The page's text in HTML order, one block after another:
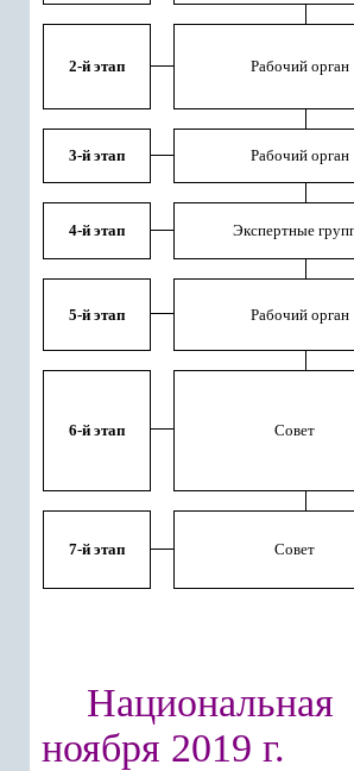
2-й этап Рабочий орган
3-й этап Рабочий орган
4-й этап Экспертные
5-й этап Рабочий орган
6-й этап Совет
7-й этап Совет
ноября 2019 г.